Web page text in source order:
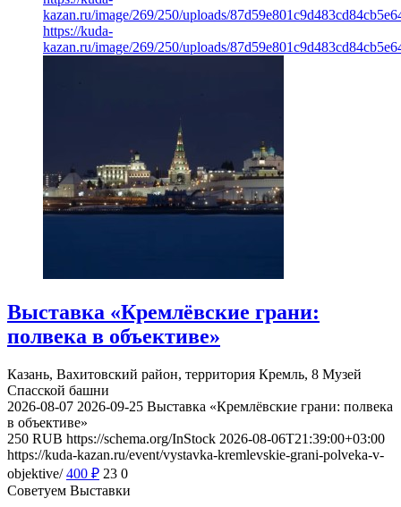
kazan.ru/image/269/250/uploads/
https://kuda-
kazan.ru/image/269/250/uploads/
Выставка «Кремлёвские грани:
полвека в объективе»
Казань, Вахитовский район, территория Кремль, 8 Музей
Спасской башни
2026-08-07 2026-09-25 Выставка «Кремлёвские грани: полвека
в объективе»
250 RUB https://schema.org/InStock 2026-08-06T21:39:00+03:00
https://kuda-kazan.ru/event/vystavka-kremlevskie-grani-polveka-v-
objektive/ 400 ₽ 23 0
Советуем Выставки